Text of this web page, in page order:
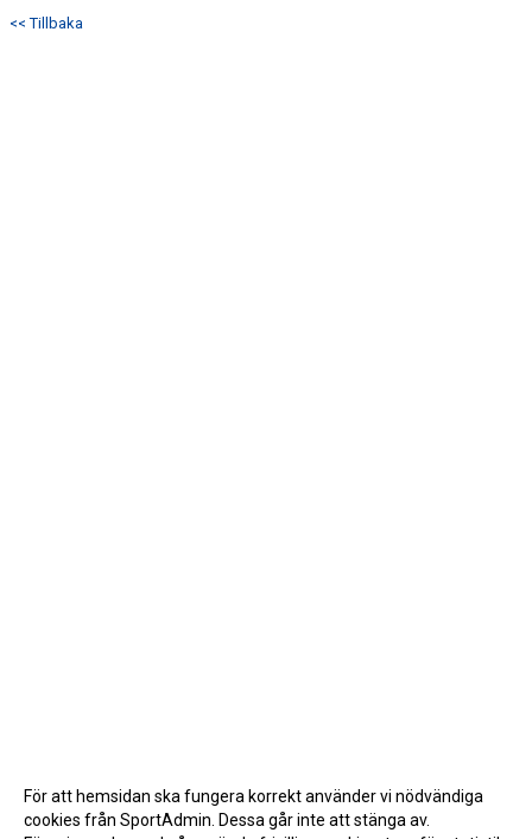
<< Tillbaka
För att hemsidan ska fungera korrekt använder vi nödvändiga
cookies från SportAdmin. Dessa går inte att stänga av.